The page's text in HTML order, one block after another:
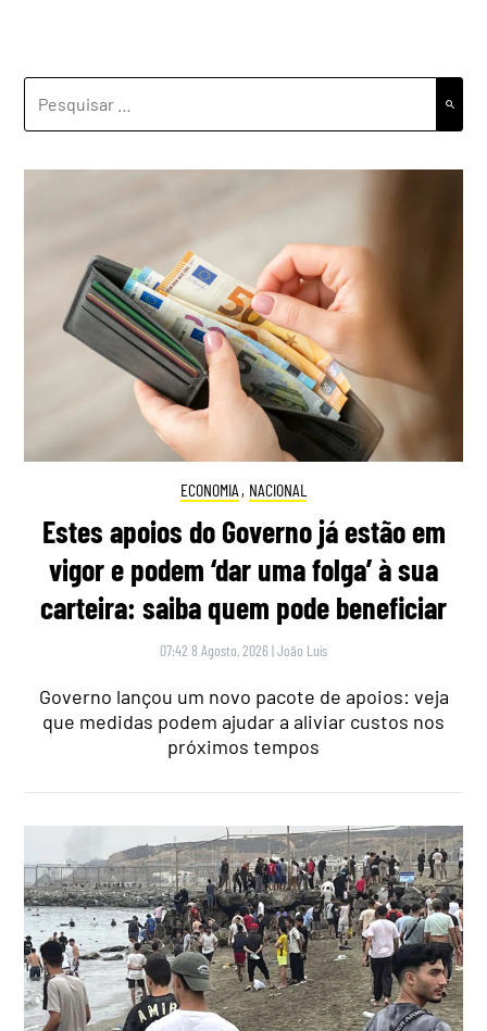
ECONOMIA , NACIONAL
Estes apoios do Governo já estão em
vigor e podem ‘dar uma folga’ à sua
carteira: saiba quem pode beneficiar
07:42 8 Agosto, 2026 |João Luís
Governo lançou um novo pacote de apoios: veja
que medidas podem ajudar a aliviar custos nos
próximos tempos